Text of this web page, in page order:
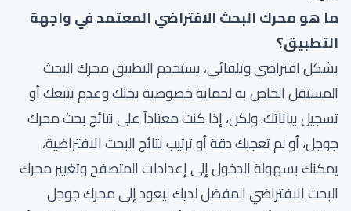
ما هو محرك البحث الافتراضي المعتمد في واجهة
التطبيق؟
بشكل افتراضي وتلقائي، يستخدم التطبيق محرك البحث
المستقل الخاص به لحماية خصوصية بحثك وعدم تتبعك أو
تسجيل بياناتك. ولكن، إذا كنت معتاداً على نتائج بحث محرك
جوجل، أو لم تعجبك دقة أو ترتيب نتائج البحث الافتراضية،
يمكنك بسهولة الدخول إلى إعدادات المتصفح وتغيير محرك
البحث الافتراضي المفضل لديك ليعود إلى محرك جوجل